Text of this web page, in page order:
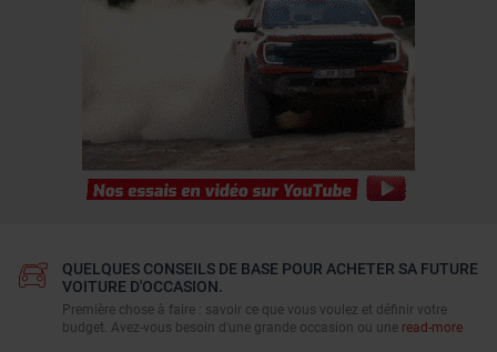
QUELQUES CONSEILS DE BASE POUR ACHETER SA FUTURE
VOITURE D'OCCASION.
Première chose à faire : savoir ce que vous voulez et définir votre
budget. Avez-vous besoin d'une grande occasion ou une read-more